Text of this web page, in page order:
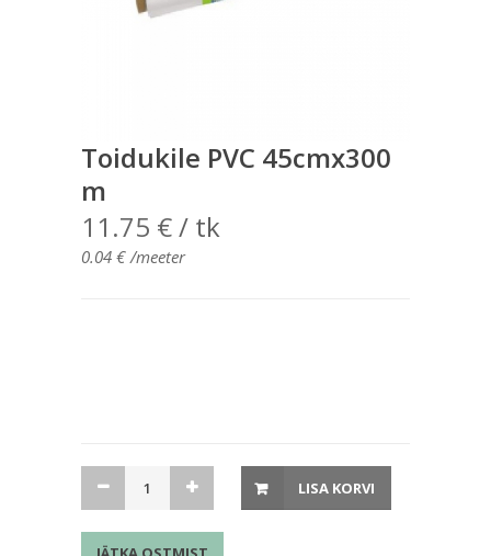
Toidukile PVC 45cmx300
m
11.75 €/ tk
0.04€ /meeter
45cmx300m
LISA KORVI